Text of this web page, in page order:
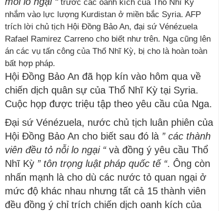
trước các oanh kích của Thổ Nhĩ Kỳ
nhắm vào lực lượng Kurdistan ở miền bắc Syria. AFP
trích lời chủ tịch Hội Đồng Bảo An, đại sứ Vénézuela
Rafael Ramirez Carreno cho biết như trên. Nga cũng lên
án các vụ tấn công của Thổ Nhĩ Kỳ, bị cho là hoàn toàn
bất hợp pháp.
Hội Đồng Bảo An đã họp kín vào hôm qua về
chiến dịch quân sự của Thổ Nhĩ Kỳ tại Syria.
Cuộc họp được triệu tập theo yêu cầu của Nga.
Đại sứ Vénézuela, nước chủ tịch luân phiên của
Hội Đồng Bảo An cho biết sau đó là ” các thành
viên đều tỏ nỗi lo ngại “và đồng ý yêu cầu Thổ
Nhĩ Kỳ ” tôn trọng luật pháp quốc tế “. Ông còn
nhấn mạnh là cho dù các nước tỏ quan ngại ở
mức độ khác nhau nhưng tất cả 15 thành viên
đều đồng ý chỉ trích chiến dịch oanh kích của